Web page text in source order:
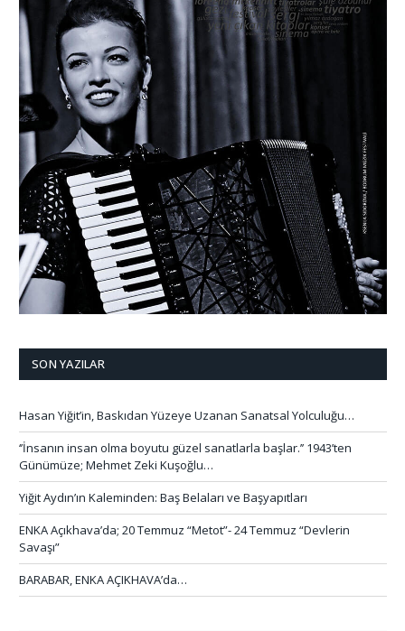
SON YAZILAR
Hasan Yiğit’in, Baskıdan Yüzeye Uzanan Sanatsal Yolculuğu…
‘’İnsanın insan olma boyutu güzel sanatlarla başlar.’’ 1943’ten
Günümüze; Mehmet Zeki Kuşoğlu…
Yiğit Aydın’ın Kaleminden: Baş Belaları ve Başyapıtları
ENKA Açıkhava’da; 20 Temmuz “Metot”- 24 Temmuz “Devlerin
Savaşı”
BARABAR, ENKA AÇIKHAVA’da…